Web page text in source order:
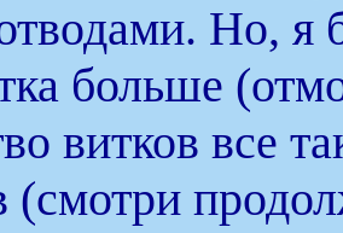
Но, я
больше
витков все
(смотри